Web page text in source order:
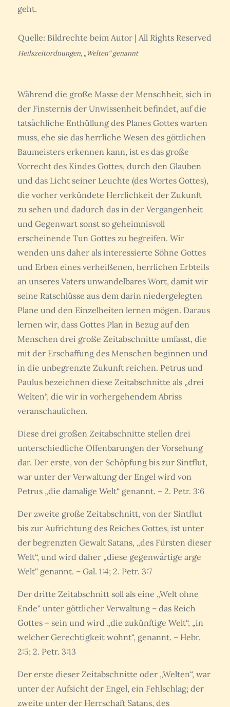
geht.
Quelle: Bildrechte beim Autor | All Rights Reserved
Heilszeitordnungen, „Welten“ genannt
Während die große Masse der Menschheit, sich in
der Finsternis der Unwissenheit befindet, auf die
tatsächliche Enthüllung des Planes Gottes warten
muss, ehe sie das herrliche Wesen des göttlichen
Baumeisters erkennen kann, ist es das große
Vorrecht des Kindes Gottes, durch den Glauben
und das Licht seiner Leuchte (des Wortes Gottes),
die vorher verkündete Herrlichkeit der Zukunft
zu sehen und dadurch das in der Vergangenheit
und Gegenwart sonst so geheimnisvoll
erscheinende Tun Gottes zu begreifen. Wir
wenden uns daher als interessierte Söhne Gottes
und Erben eines verheißenen, herrlichen Erbteils
an unseres Vaters unwandelbares Wort, damit wir
seine Ratschlüsse aus dem darin niedergelegten
Plane und den Einzelheiten lernen mögen. Daraus
lernen wir, dass Gottes Plan in Bezug auf den
Menschen drei große Zeitabschnitte umfasst, die
mit der Erschaffung des Menschen beginnen und
in die unbegrenzte Zukunft reichen. Petrus und
Paulus bezeichnen diese Zeitabschnitte als „drei
Welten“, die wir in vorhergehendem Abriss
veranschaulichen.
Diese drei großen Zeitabschnitte stellen drei
unterschiedliche Offenbarungen der Vorsehung
dar. Der erste, von der Schöpfung bis zur Sintflut,
war unter der Verwaltung der Engel wird von
Petrus „die damalige Welt“ genannt. – 2. Petr. 3:6
Der zweite große Zeitabschnitt, von der Sintflut
bis zur Aufrichtung des Reiches Gottes, ist unter
der begrenzten Gewalt Satans, „des Fürsten dieser
Welt“, und wird daher „diese gegenwärtige arge
Welt“ genannt. – Gal. 1:4; 2. Petr. 3:7
Der dritte Zeitabschnitt soll als eine „Welt ohne
Ende“ unter göttlicher Verwaltung – das Reich
Gottes – sein und wird „die zukünftige Welt“, „in
welcher Gerechtigkeit wohnt“, genannt. – Hebr.
2:5; 2. Petr. 3:13
Der erste dieser Zeitabschnitte oder „Welten“, war
unter der Aufsicht der Engel, ein Fehlschlag; der
zweite unter der Herrschaft Satans, des